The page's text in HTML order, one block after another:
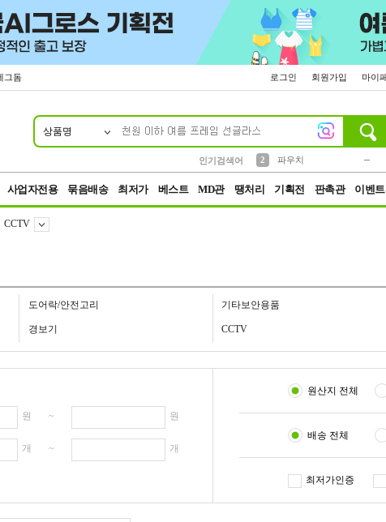
그돔 로그인 회원가입 마이
상품명
인기검색어
2
파우치
사업자전용 묶음배송 최저가 베스트 MD관 땡처리 기획전 판촉관 이벤
CCTV
도어락/안전고리 기타보안용품
경보기 CCTV
원 ~ 원
개 ~ 개
원산지 전체
배송 전체
최저가인증